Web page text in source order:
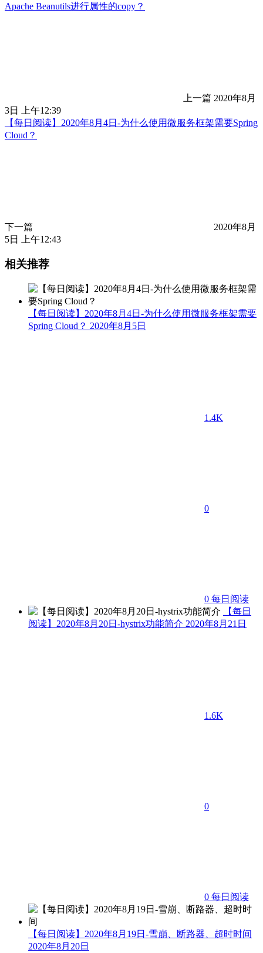
Apache Beanutils进行属性的copy？
上一篇 2020年8月
3日 上午12:39
【每日阅读】2020年8月4日-为什么使用微服务框架需要Spring
Cloud？
下一篇
2020年8月
5日 上午12:43
相关推荐
【每日阅读】2020年8月4日-为什么使用微服务框架需要
Spring Cloud？ 2020年8月5日
1.4K
0
0 每日阅读
【每日
阅读】2020年8月20日-hystrix功能简介 2020年8月21日
1.6K
0
0 每日阅读
【每日阅读】2020年8月19日-雪崩、断路器、超时时间
2020年8月20日